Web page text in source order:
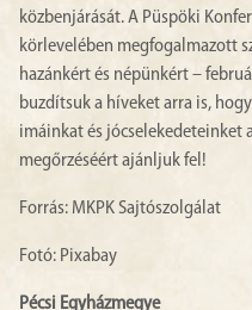
közbenjárását. A Püspöki
körlevelében megfogalmazott
hazánkért és népünkért –
buzdítsuk a híveket arra is,
imáinkat és jócselekedeteinket
megőrzéséért ajánljuk fel!
Forrás: MKPK Sajtószolgálat
Fotó: Pixabay
Pécsi Egyházmegye